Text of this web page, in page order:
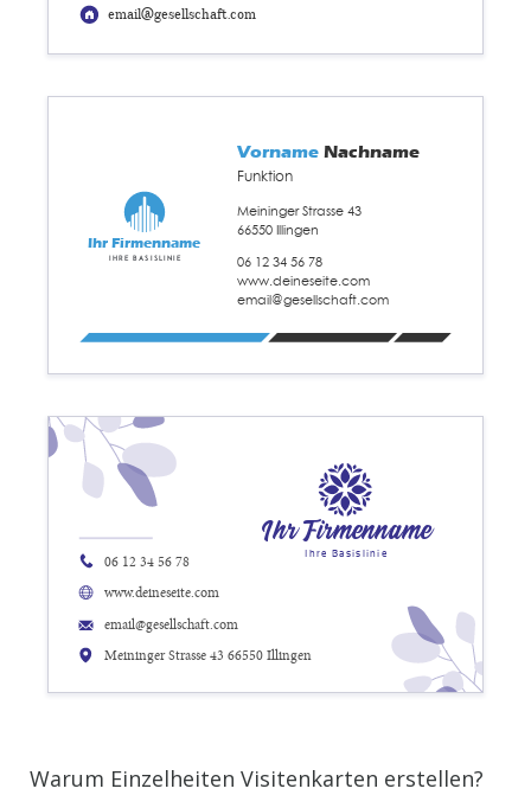
email@gesellschaft.com
email@gesellschaft.com
06 12 34 56 78
www.deineseite.com
Funktion
Meininger Strasse 43
66550 Illingen
Vorname Nachname
Ihr Firmenname
Ihre Basislinie
Meininger Strasse 43 66550 Illingen
www.deineseite.com
email@gesellschaft.com
06 12 34 56 78
Ihr Firmenname
Ihre Basislinie
Warum Einzelheiten Visitenkarten erstellen?